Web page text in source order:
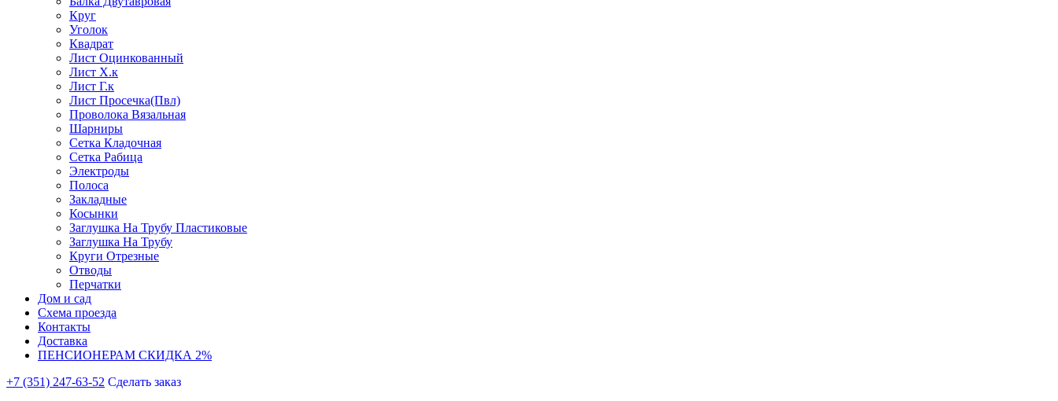
Круг
Уголок
Квадрат
Лист Оцинкованный
Лист Х.к
Лист Г.к
Лист Просечка(Пвл)
Проволока Вязальная
Шарниры
Сетка Кладочная
Сетка Рабица
Электроды
Полоса
Закладные
Косынки
Заглушка На Трубу Пластиковые
Заглушка На Трубу
Круги Отрезные
Отводы
Перчатки
Дом и сад
Схема проезда
Контакты
Доставка
ПЕНСИОНЕРАМ СКИДКА 2%
+7 (351) 247-63-52 Сделать заказ